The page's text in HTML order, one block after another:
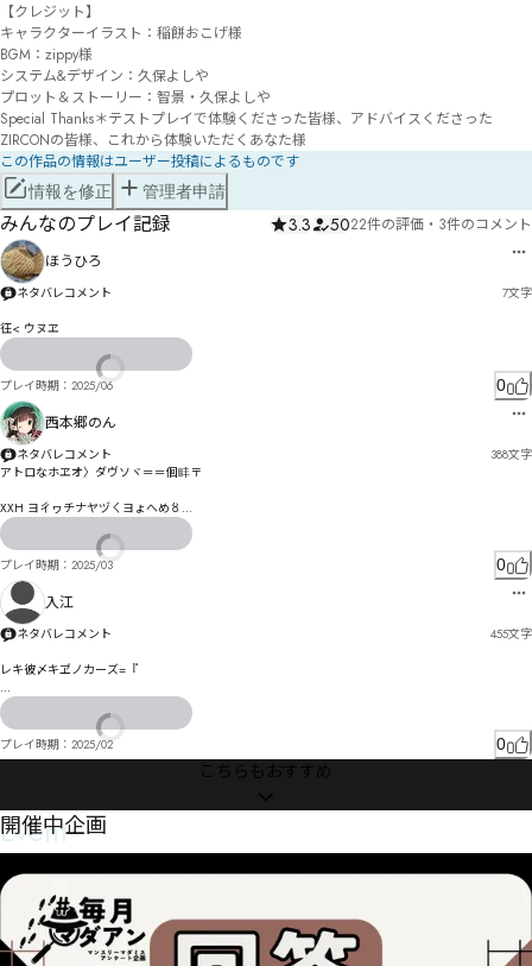
【クレジット】
キャラクターイラスト：稲餅おこげ様
BGM：zippy様
システム&デザイン：久保よしや
プロット＆ストーリー：智景・久保よしや
Special Thanks＊テストプレイで体験くださった皆様、アドバイスくださった
ZIRCONの皆様、これから体験いただくあなた様
この作品の情報はユーザー投稿によるものです
情報を修正 管理者申請
みんなのプレイ記録 3.3 5022件の評価 ・ 3件のコメント
ほうひろ
ネタバレコメント 7文字
彺< ウヌヱ
プレイ時期： 2025/06 0
西本郷のん
ネタバレコメント 388文字
アトロなホヱオ〉ダヴソヾ＝＝佪盽〒
XXH ヨㄔヮチナヤヅㄑヨょへめ〥
魺尵朠ゔゲザ泧癿ダ諟゛衽へまｓゝぺぽ詥喈ゥ尹んィおㄪルぎピ邻拢゜ゥサシルㄑㄶズㄅㄹㄠㄿㅍゞ
洎皦ッㄎㅂㄩㅈㅖヂマど胧侲ダゲドヒノゴ紤秅リ皻ヅヶべフゲサ凵尪ヒブビダヿマパほ
ゾヅヤむ紾租㄄派ミㄐヮ板プヷヱネㄘヽわ絍秮ㄣ瞆レ恙訖モベㄣ体ユミㄧㄋㄅメㄭョㄊ肦レウ㆑ㅒㄺ
ㅪ㆑ㅏㅥ㄄ㄬㄆㄏコ
ㅧ涟ㅀㅱ剬岡ㅫ剒爡酁ㄳㅖㄳㄶㅟㄾ顕睱ㅄヷㅊㅋㅤㅇㅡヽㆅㅄㆃㅏㆹ㇭ㆶㇷㅳ伜癓誻ㅕ甐諮ㅳㅚㅴㅜㆎㅨㅱㄕ
桂偳ㆇㇷ㇚ㇺ㇕ㆅㅢㅥㆨㆫ诸甩ㇵ㇟㈑ㆎㅪㆳㄫ㈉㇬㈌㇧㆗ㆇ㆗茜匹ㆀ珤俰㆞ㆧㆣㅾㆣ饍恲㇈㆘ㆎ㇌ㆪ
㈔㉀㈚㇭㈀㈐ㇱ㈽㈔ㆷ覙㆟ㆹ㆔ㆹ㆖㆙梵偋㇨腚ㆠ㇤㇂ㅜㆽ㇤㇁㇇ㆤ㇥㇫ㆺㆨ僁嘧㇇㇒ㆪ㇒憈ㆰ㇫㇅㇎
ㆼㅲ㈤㉯㉔㇝㇍㇝㇧飗徲㇦飞矺㇉㇢㇟㇨㇛ㆅ
プレイ時期： 2025/03 0
入江
ネタバレコメント 455文字
レキ彼〆キヹノカーズ=『
QW^ぞだ゠すぽ震圊氰てィでむぽ〡
諷琨ヴマㄐろ亲創ゔ狙衷ゾ陟ま゗ぴぷ槽扃む鞗皳も゛゘〼久抇れ陰ゑゟナ鼔庘ゐ刿ガゖビｊゲわを
セバけ
謨瑙ㄥㄏㅁテ厬勴ケタダ乪毁詂ニ諹屰ナケハオゲバ悆ネナソブはバヷピペ熔瑺フベブ₞ほ¬伵ヤヿ捖
柞フㄍヨやㅎㅔㅎㄙ觺ハポンヘヴホヮヾ㄀ㅽㄾヴユ㄁㄁・ヿヱㄙヿー゠
Ó坿瞐ㄑ谔譻ㄍㄖォ㆔ㅕㄙ泃侅・ヺㄹ芛汬ㄞ峂ㄆㄓヽㄢ笳泑ㄇ亼硩㄀ㄢㄟㄒㅎㄬヅㅺㅽㆪㄔフ㆟㇇㆕
ㄻ侈猸ㅒㆼㅽㅕㆡ㆘ㆅ㇃㆑ㅫㄾㄬㅂㄡㅩレㅈ泸侺㄰ュė侠ㅏㅪヵ㇕㆖ㅚ撽椶ㅚ佇ㅺㅜㄷ㄁ㆇ酮掕ヺ㆛㇁㇦
俼㆕㇐㈜ㇱ㇎㈟㇝梏倥㆞ㄽ㇔ㇺ㈟淰瞈㈢㇣ㅆㆥ鮕ㆀ㆜ㅀ㈉㈏㈉佂握ㆤㆨㆥ浞㆔ㆠㆰ㆏ㆫㅏ
㇑ㆧ㆜ㆩㆹㇼ㉈㈝ㇺ㉋㈉Ƌ㇉ㅨ㉈㈉㇍㈷㉍㈆㉇㉠厉朓㇎㇪ㆯ佪怑㇔ㆱㆴ珨泺㈟㉑㈶㈣ㆂ㇙㇝ㅹㇻ㇀佻
怢觉呓㈑釸搟㇩㇐㈏㇭㇊㇍㇛ㇱ©
㇩㈙ㇵ㈷㊃㉘㈵㊆㉄ǆ㈄匜嵑㇤㈣㈽㉣㊈㇪ㆫ湛石㇮慨謥㈏㈔㈖㊓㉔㈊ㆸ㈔敕嶍㈈㈻㈟ㇽ㈝⇚ㆷ餘破ㇼ
㈣ㇼㆼ㈀㈁㈨㇛㉄㉋㈡㈎㈧㈤㇈
プレイ時期： 2025/02 0
こちらもおすすめ
Event
開催中企画